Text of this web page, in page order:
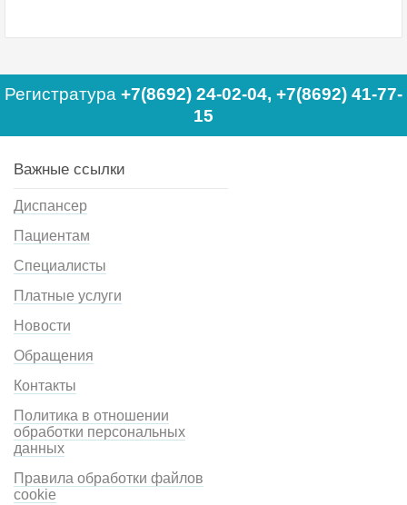
Регистратура +7(8692) 24-02-04, +7(8692) 41-77-
15
Важные ссылки
Диспансер
Пациентам
Специалисты
Платные услуги
Новости
Обращения
Контакты
Политика в отношении
обработки персональных
данных
Правила обработки файлов
cookie